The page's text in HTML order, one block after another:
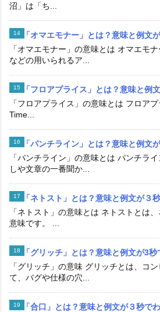
沼」は「ち...
「オマエモナー」とは？意味と例文
「オマエモナー」の意味とは オマエモ
などの用いられるア...
「フロアプライス」とは？意味と例
「フロアプライス」の意味とは フロア
Time...
「パンチライン」とは？意味と例文
「パンチライン」の意味とは パンチラ
しや文章の一番聞か...
「ネトスト」とは？意味と例文が３
「ネトスト」の意味とは ネトストとは
意味です。 ...
「グリッチ」とは？意味と例文が3秒
「グリッチ」の意味 グリッチとは、コ
て、バグや仕様の穴...
「合口」とは？意味と例文が３秒で